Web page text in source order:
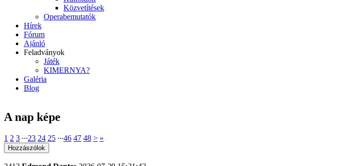
Közvetítések
Operabemutatók
Hírek
Fórum
Ajánló
Feladványok
Játék
KIMERNYA?
Galéria
Blog
A nap képe
1 2 3 ∙∙∙23 24 25 ∙∙∙46 47 48 > »